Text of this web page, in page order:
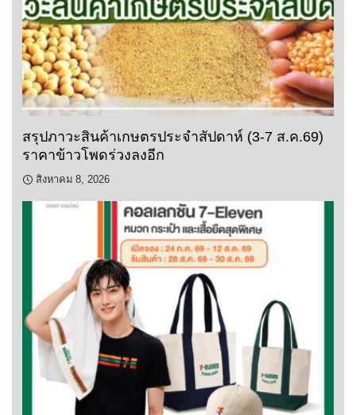
สรุปภาวะสินค้าเกษตรประจำสัปดาห์ (3-7 ส.ค.69)
ราคาข้าวโพดร่วงลงอีก
สิงหาคม 8, 2026